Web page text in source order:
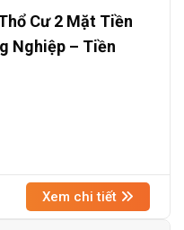
Cư 2 Mặt Tiền
Nghiệp – Tiền
Xem chi tiết